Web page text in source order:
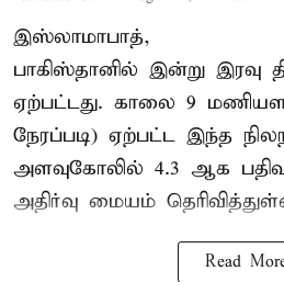
இஸ்லாமாபாத்,
பாகிஸ்தானில் இன்று இரவு
ஏற்பட்டது. காலை 9
நேரப்படி) ஏற்பட்ட இந்த
அளவுகோலில் 4.3 ஆக
அதிர்வு மையம்
Read